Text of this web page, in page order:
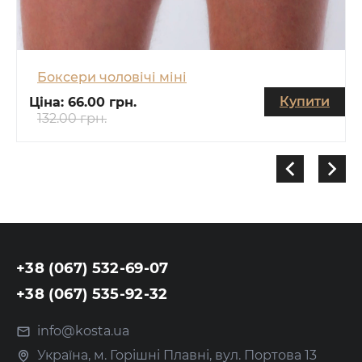
Боксери чоловічі міні
Ціна: 66.00 грн.
132.00 грн.
Купити
+38 (067) 532-69-07
+38 (067) 535-92-32
info@kosta.ua
Україна, м. Горішні Плавні, вул. Портова 13